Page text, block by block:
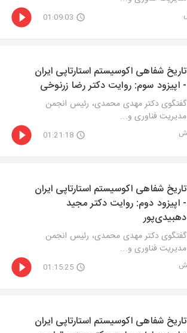
01:09:03
تاریخ شفاهی اکوسیستم استارتاپی ایران
- اپیزود سوم: روایت دکتر رضا زرنوخی
گفتگوی دکتر مهدی محمدی، رئیس انجمن
مدیریت فناوری و...
01:21:18
تاریخ شفاهی اکوسیستم استارتاپی ایران
- اپیزود دوم: روایت دکتر مجید
دهبیدی‌پور
گفتگوی دکتر مهدی محمدی، رئیس انجمن
مدیریت فناوری و...
01:15:25
تاریخ شفاهی اکوسیستم استارتاپی ایران